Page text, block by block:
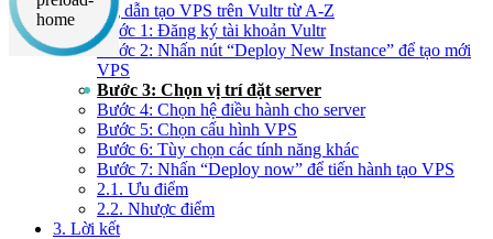
1. Hướng dẫn tạo VPS trên Vultr từ A-Z
Bước 1: Đăng ký tài khoản Vultr
Bước 2: Nhấn nút “Deploy New Instance” để tạo mới
VPS
Bước 3: Chọn vị trí đặt server
Bước 4: Chọn hệ điều hành cho server
Bước 5: Chọn cấu hình VPS
Bước 6: Tùy chọn các tính năng khác
Bước 7: Nhấn “Deploy now” để tiến hành tạo VPS
2.1. Ưu điểm
2.2. Nhược điểm
3. Lời kết